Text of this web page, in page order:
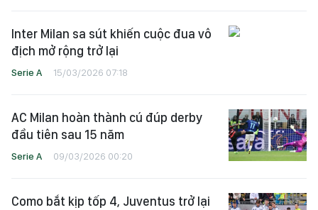
Inter Milan sa sút khiến cuộc đua vô
địch mở rộng trở lại
Serie A 15/03/2026 07:18
AC Milan hoàn thành cú đúp derby
đầu tiên sau 15 năm
Serie A 09/03/2026 00:20
Como bắt kịp tốp 4, Juventus trở lại